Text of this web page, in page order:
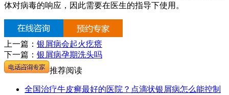
体对病毒的响应，因此需要在医生的指导下使用。
上一篇： 银屑病会起火疙瘩
下一篇： 银屑病孕期洗头吗
推荐阅读
全国治疗牛皮癣最好的医院？点滴状银屑病怎么能控制